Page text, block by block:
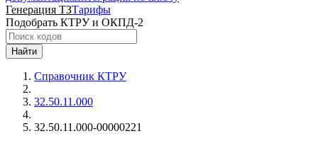
Генерация ТЗТарифы
Подобрать КТРУ и ОКПД-2
Найти
Справочник КТРУ
32.50.11.000
32.50.11.000-00000221